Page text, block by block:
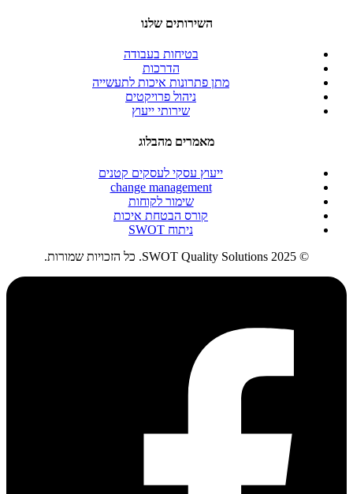
השירותים שלנו
בטיחות בעבודה
הדרכות
מתן פתרונות איכות לתעשייה
ניהול פרויקטים
שירותי ייעוץ
מאמרים מהבלוג
ייעוץ עסקי לעסקים קטנים
change management
שימור לקוחות
קורס הבטחת איכות
ניתוח SWOT
© 2025 SWOT Quality Solutions. כל הזכויות שמורות.